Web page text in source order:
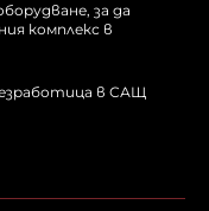
за да
комплекс в
в САЩ